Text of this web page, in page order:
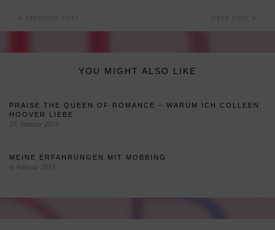
PREVIOUS POST NEXT POST
YOU MIGHT ALSO LIKE
PRAISE THE QUEEN OF ROMANCE – WARUM ICH COLLEEN
HOOVER LIEBE
27. Februar 2018
MEINE ERFAHRUNGEN MIT MOBBING
4. Februar 2019